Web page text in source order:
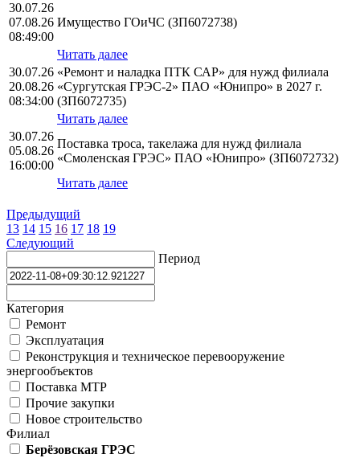
30.07.26
07.08.26
08:49:00
Имущество ГОиЧС (ЗП6072738)
Читать далее
30.07.26
20.08.26
08:34:00
«Ремонт и наладка ПТК САР» для нужд филиала
«Сургутская ГРЭС-2» ПАО «Юнипро» в 2027 г.
(ЗП6072735)
Читать далее
30.07.26
05.08.26
16:00:00
Поставка троса, такелажа для нужд филиала
«Смоленская ГРЭС» ПАО «Юнипро» (ЗП6072732)
Читать далее
Предыдущий
13 14 15 16 17 18 19
Следующий
Период
Категория
Ремонт
Эксплуатация
Реконструкция и техническое перевооружение
энергообъектов
Поставка МТР
Прочие закупки
Новое строительство
Филиал
Берёзовская ГРЭС